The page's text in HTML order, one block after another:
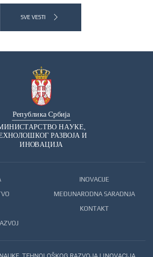
SVE VESTI
INOVACIJE
MEĐUNARODNA SARADNJA
KONTAKT